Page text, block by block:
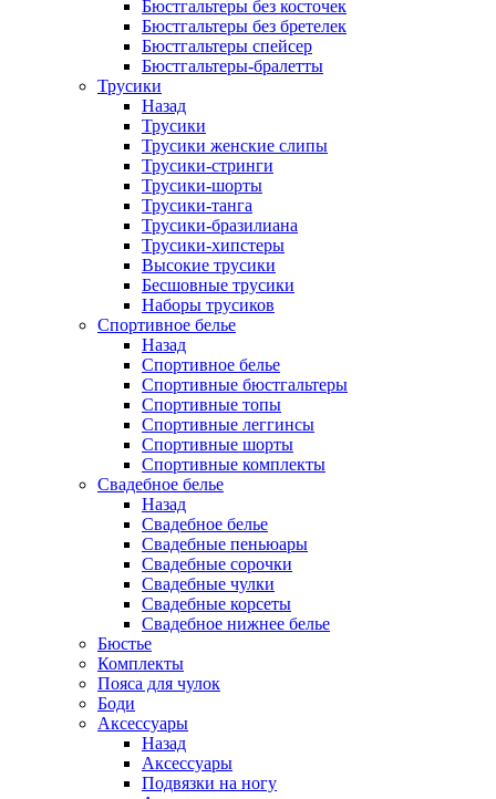
Бюстгальтеры без косточек
Бюстгальтеры без бретелек
Бюстгальтеры спейсер
Бюстгальтеры-бралетты
Трусики
Назад
Трусики
Трусики женские слипы
Трусики-стринги
Трусики-шорты
Трусики-танга
Трусики-бразилиана
Трусики-хипстеры
Высокие трусики
Бесшовные трусики
Наборы трусиков
Спортивное белье
Назад
Спортивное белье
Спортивные бюстгальтеры
Спортивные топы
Спортивные леггинсы
Спортивные шорты
Спортивные комплекты
Свадебное белье
Назад
Свадебное белье
Свадебные пеньюары
Свадебные сорочки
Свадебные чулки
Свадебные корсеты
Свадебное нижнее белье
Бюстье
Комплекты
Пояса для чулок
Боди
Аксессуары
Назад
Аксессуары
Подвязки на ногу